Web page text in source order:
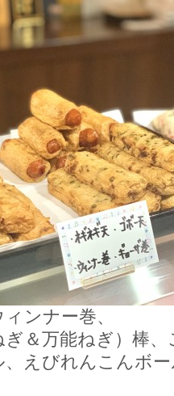
ンナー巻、
＆万能ねぎ）棒、
えびれんこんボ